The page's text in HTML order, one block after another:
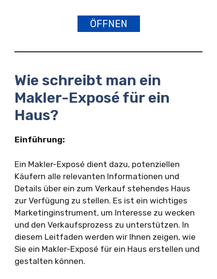
ÖFFNEN
Wie schreibt man ein
Makler-Exposé für ein
Haus?
Einführung:
Ein Makler-Exposé dient dazu, potenziellen
Käufern alle relevanten Informationen und
Details über ein zum Verkauf stehendes Haus
zur Verfügung zu stellen. Es ist ein wichtiges
Marketinginstrument, um Interesse zu wecken
und den Verkaufsprozess zu unterstützen. In
diesem Leitfaden werden wir Ihnen zeigen, wie
Sie ein Makler-Exposé für ein Haus erstellen und
gestalten können.